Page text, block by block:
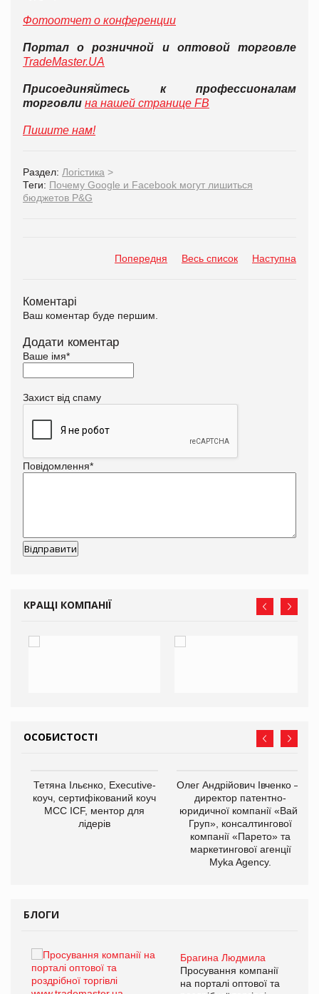
Фотоотчет о конференции
Портал о розничной и оптовой торговле
TradeMaster.UA
Присоединяйтесь к профессионалам
торговли на нашей странице FB
Пишите нам!
Раздел: Логістика >
Теги: Почему Google и Facebook могут лишиться
бюджетов P&G
Попередня Весь список Наступна
Коментарі
Ваш коментар буде першим.
Додати коментар
Ваше імя*
Захист від спаму
Повідомлення*
КРАЩІ КОМПАНІЇ
ОСОБИСТОСТІ
Тетяна Ільєнко, Executive-
коуч, сертифікований коуч
МСС ICF, ментор для
лідерів
Олег Андрійович Івченко —
директор патентно-
юридичної компанії «Вайз
Груп», консалтингової
компанії «Парето» та
маркетингової агенції
Myka Agency.
БЛОГИ
Брагина Людмила
Просування компанії
на порталі оптової та